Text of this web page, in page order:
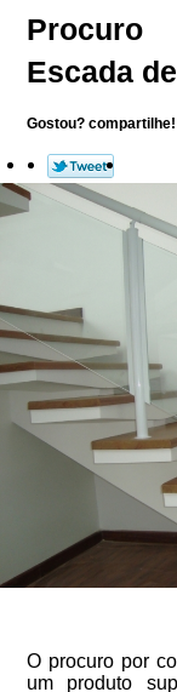
Escada
Gostou? compartilhe!
O procuro por
um produto